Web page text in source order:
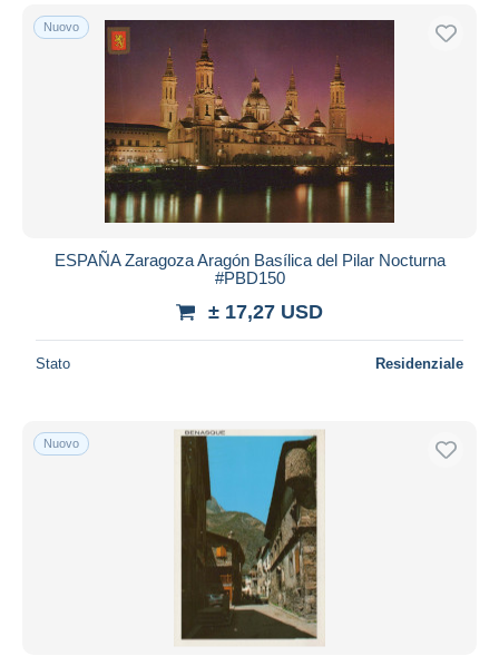
Nuovo
ESPAÑA Zaragoza Aragón Basílica del Pilar Nocturna
#PBD150
± 17,27 USD
Stato Residenziale
Nuovo